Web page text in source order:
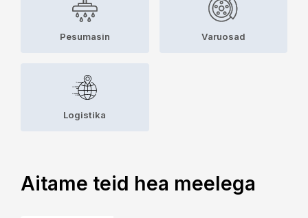
Pesumasin Varuosad
Logistika
Aitame teid hea meelega